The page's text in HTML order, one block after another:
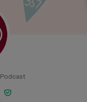
Podcast